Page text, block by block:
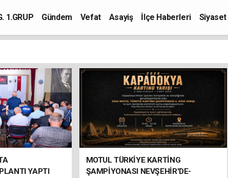
1.GRUP Gündem Vefat Asayiş İlçe Haberleri Siyaset
YAPTI
MOTUL TÜRKİYE KARTİNG
ŞAMPİYONASI NEVŞEHİR'DE-